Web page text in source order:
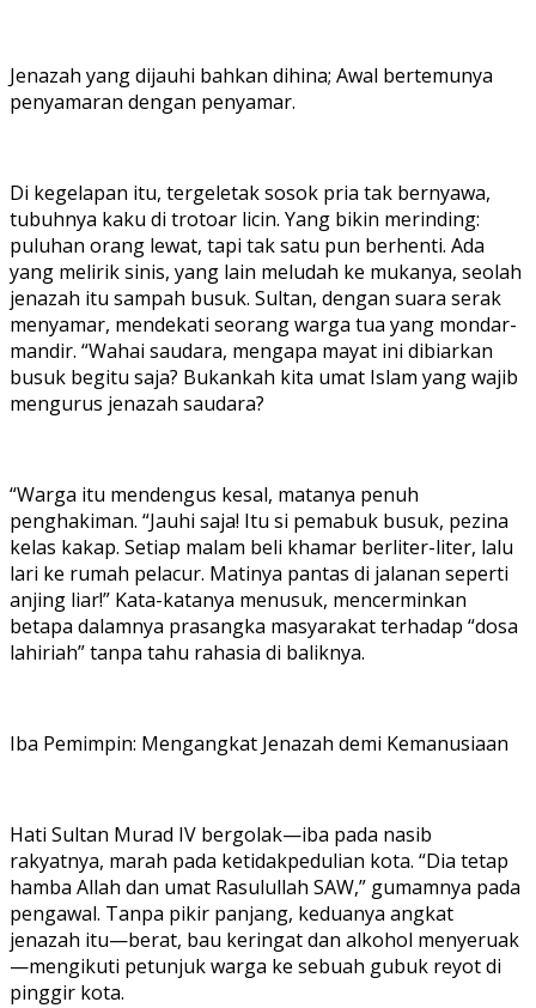
Jenazah yang dijauhi bahkan dihina; Awal bertemunya
penyamaran dengan penyamar.
Di kegelapan itu, tergeletak sosok pria tak bernyawa,
tubuhnya kaku di trotoar licin. Yang bikin merinding:
puluhan orang lewat, tapi tak satu pun berhenti. Ada
yang melirik sinis, yang lain meludah ke mukanya, seolah
jenazah itu sampah busuk. Sultan, dengan suara serak
menyamar, mendekati seorang warga tua yang mondar-
mandir. “Wahai saudara, mengapa mayat ini dibiarkan
busuk begitu saja? Bukankah kita umat Islam yang wajib
mengurus jenazah saudara?
“Warga itu mendengus kesal, matanya penuh
penghakiman. “Jauhi saja! Itu si pemabuk busuk, pezina
kelas kakap. Setiap malam beli khamar berliter-liter, lalu
lari ke rumah pelacur. Matinya pantas di jalanan seperti
anjing liar!” Kata-katanya menusuk, mencerminkan
betapa dalamnya prasangka masyarakat terhadap “dosa
lahiriah” tanpa tahu rahasia di baliknya.
Iba Pemimpin: Mengangkat Jenazah demi Kemanusiaan
Hati Sultan Murad IV bergolak—iba pada nasib
rakyatnya, marah pada ketidakpedulian kota. “Dia tetap
hamba Allah dan umat Rasulullah SAW,” gumamnya pada
pengawal. Tanpa pikir panjang, keduanya angkat
jenazah itu—berat, bau keringat dan alkohol menyeruak
—mengikuti petunjuk warga ke sebuah gubuk reyot di
pinggir kota.